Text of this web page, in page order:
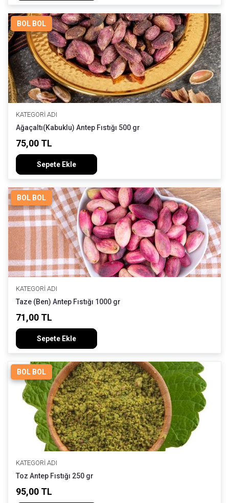
BOL BOL
KATEGORI ADI
Ağaçaltı(Kabuklu) Antep Fıstığı 500 gr
75,00 TL
Sepete Ekle
BOL BOL
KATEGORI ADI
Taze (Ben) Antep Fıstığı 1000 gr
71,00 TL
Sepete Ekle
BOL BOL
KATEGORI ADI
Toz Antep Fıstığı 250 gr
95,00 TL